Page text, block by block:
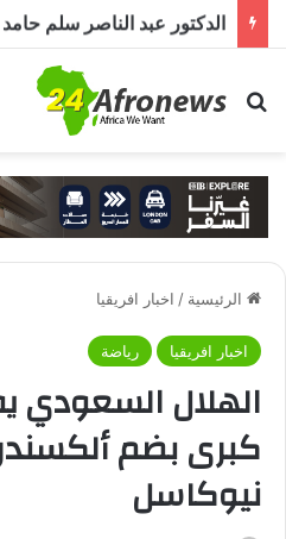
بحث عن
الرئيسية / اخبار افريقيا
اخبار افريقيا رياضة
الهلال
كبرى بضم
نيوكاسل